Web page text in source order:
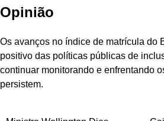
Opinião
Os avanços no índice de matrícula do
positivo das políticas públicas de
continuar monitorando e enfrentando
persistem.